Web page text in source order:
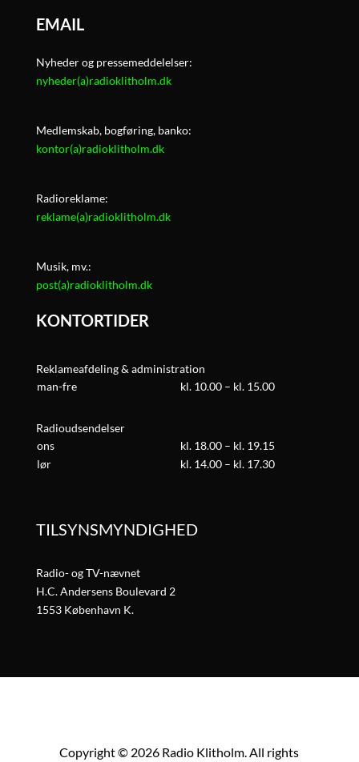
EMAIL
Nyheder og pressemeddelelser:
nyheder(a)radioklitholm.dk
Medlemskab, bogføring, banko:
kontor(a)radioklitholm.dk
Radioreklame:
reklame(a)radioklitholm.dk
Musik, mv.:
post(a)radioklitholm.dk
KONTORTIDER
Reklameafdeling & administration
man-fre
kl. 10.00 – kl. 15.00
Radioudsendelser
ons
kl. 18.00 – kl. 19.15
lør
kl. 14.00 – kl. 17.30
TILSYNSMYNDIGHED
Radio- og TV-nævnet
H.C. Andersens Boulevard 2
1553 København K.
Copyright © 2026 Radio Klitholm. All rights